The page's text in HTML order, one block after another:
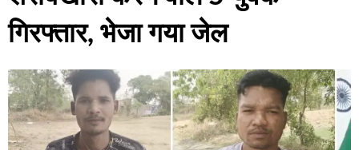
गिरफ्तार, भेजा गया जेल